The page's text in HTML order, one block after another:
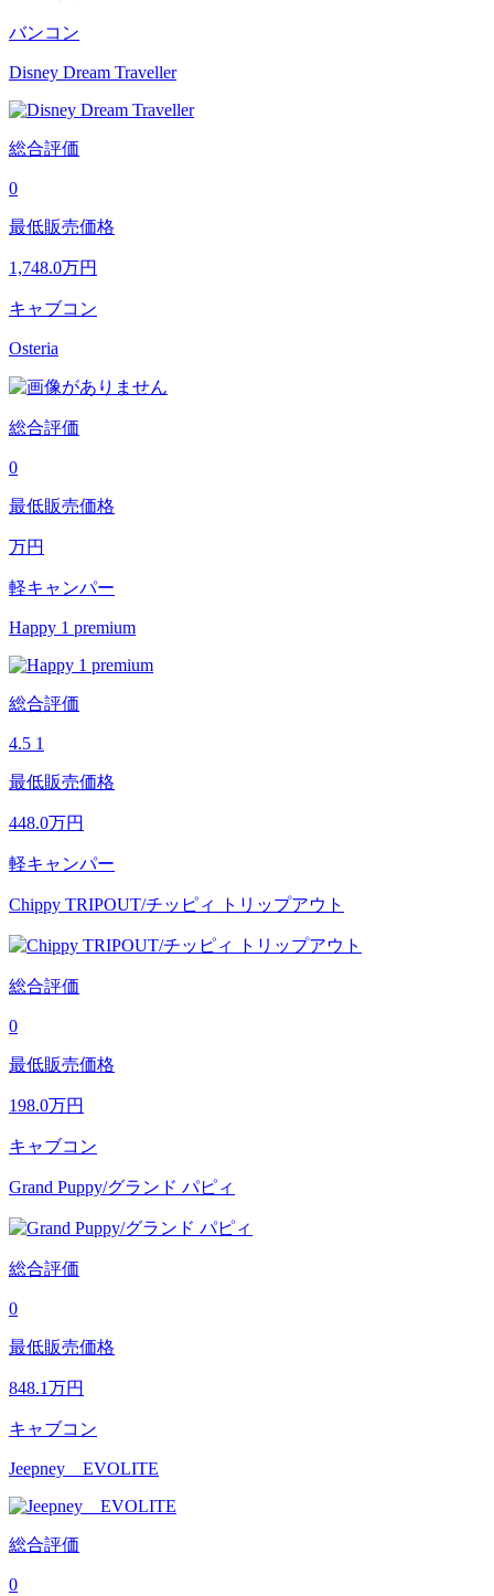
バンコン
Disney Dream Traveller
総合評価
0
最低販売価格
1,748.0万円
キャブコン
Osteria
総合評価
0
最低販売価格
万円
軽キャンパー
Happy 1 premium
総合評価
4.5 1
最低販売価格
448.0万円
軽キャンパー
Chippy TRIPOUT/チッピィ トリップアウト
総合評価
0
最低販売価格
198.0万円
キャブコン
Grand Puppy/グランド パピィ
総合評価
0
最低販売価格
848.1万円
キャブコン
Jeepney EVOLITE
総合評価
0